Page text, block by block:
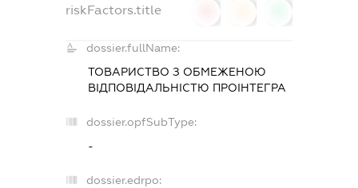
riskFactors.title
dossier.fullName:
ТОВАРИСТВО З ОБМЕЖЕНОЮ
ВІДПОВІДАЛЬНІСТЮ ПРОІНТЕГРА
dossier.opfSubType:
-
dossier.edrpo: